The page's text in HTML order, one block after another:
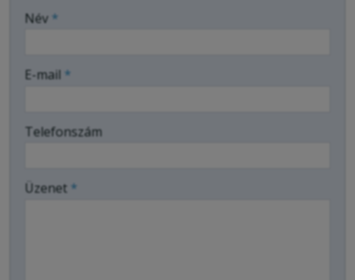
-
-
Név *
E-mail *
Telefonszám
Üzenet *